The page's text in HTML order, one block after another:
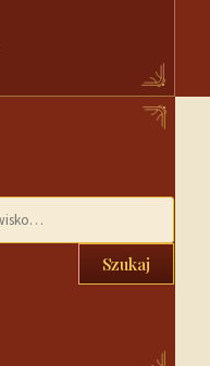
Szukaj